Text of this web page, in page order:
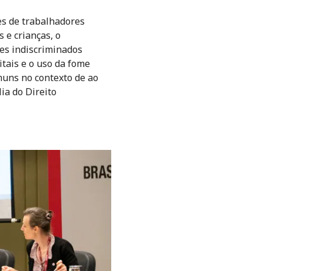
de trabalhadores
e crianças, o
indiscriminados
e o uso da fome
no contexto de ao
do Direito